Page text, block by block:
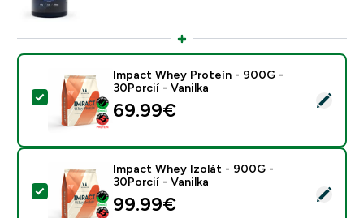
Vybrať tento produkt - Impact Whey Proteín - 900G
Impact Whey Proteín - 900G -
30Porcií - Vanilka
69.99€‎
Vybrať tento produkt - Impact Whey Izolát - 900G -
Impact Whey Izolát - 900G -
30Porcií - Vanilka
99.99€‎